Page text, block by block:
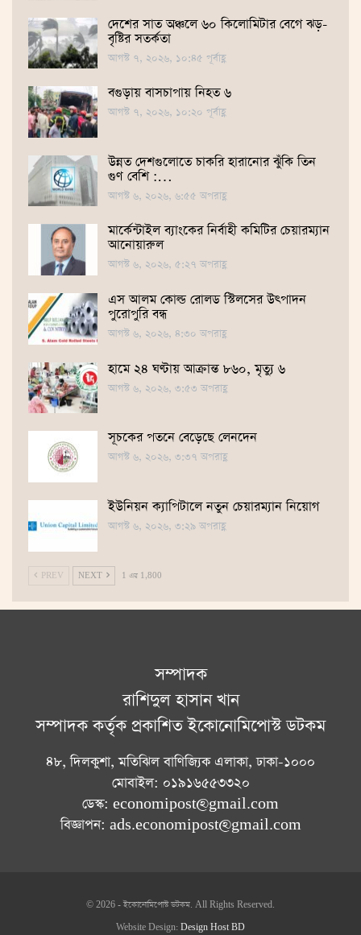
দেশের সাত অঞ্চলে ৬০ কিলোমিটার বেগে ঝড়-
বৃষ্টির সতর্কতা
আগস্ট ৭, ২০২৬, ১০:৪৫ পূর্বাহ্ণ
বগুড়ায় বাসচাপায় নিহত ৬
আগস্ট ৭, ২০২৬, ১০:২০ পূর্বাহ্ণ
উন্নত দেশগুলোতে চাকরি হারানোর ঝুঁকি তিন
গুণ বেশি :…
আগস্ট ৬, ২০২৬, ৬:৫৫ অপরাহ্ণ
মার্কেন্টাইল ব্যাংকের নির্বাহী কমিটির চেয়ারম্যান
আনোয়ারুল
আগস্ট ৬, ২০২৬, ৫:২৭ অপরাহ্ণ
এস আলম কোল্ড রোলড স্টিলসের উৎপাদন
পুরোপুরি বন্ধ
আগস্ট ৬, ২০২৬, ৪:৩০ অপরাহ্ণ
হামে ২৪ ঘণ্টায় আক্রান্ত ৮৬০, মৃত্যু ৬
আগস্ট ৬, ২০২৬, ৩:৫৩ অপরাহ্ণ
সূচকের পতনে বেড়েছে লেনদেন
আগস্ট ৬, ২০২৬, ৩:৩৭ অপরাহ্ণ
ইউনিয়ন ক্যাপিটালে নতুন চেয়ারম্যান নিয়োগ
আগস্ট ৬, ২০২৬, ৩:২৯ অপরাহ্ণ
PREV NEXT 1 এর 1,800
সম্পাদক
রাশিদুল হাসান খান
সম্পাদক কর্তৃক প্রকাশিত ইকোনোমিপোস্ট ডটকম
৪৮, দিলকুশা, মতিঝিল বাণিজ্যিক এলাকা, ঢাকা-১০০০
মোবাইল: ০১৯১৬৫৫৩৩২০
ডেস্ক: economipost@gmail.com
বিজ্ঞাপন: ads.economipost@gmail.com
© 2026 - ইকোনোমিপোস্ট ডটকম. All Rights Reserved.
Website Design: Design Host BD